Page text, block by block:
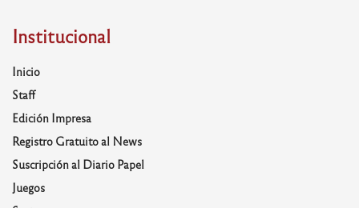
Institucional
Inicio
Staff
Edición Impresa
Registro Gratuito al News
Suscripción al Diario Papel
Juegos